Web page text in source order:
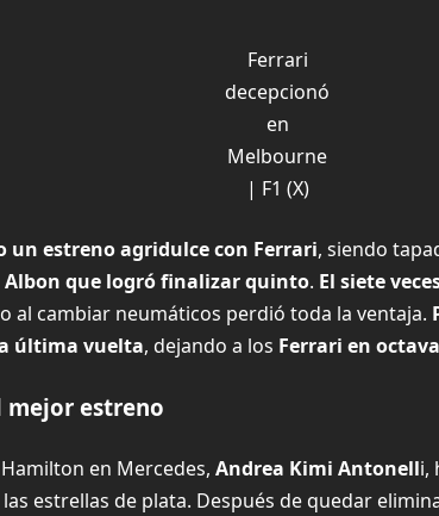
Ferrari
decepcionó
en
Melbourne
| F1 (X)
un estreno agridulce con Ferrari, siendo
Albon que logró finalizar quinto. El siete
al cambiar neumáticos perdió toda la ventaja.
última vuelta, dejando a los Ferrari en
estreno
en Mercedes, Andrea Kimi Antonelli,
estrellas de plata. Después de quedar